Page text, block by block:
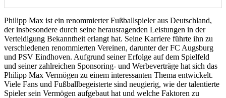
Philipp Max ist ein renommierter Fußballspieler aus Deutschland,
der insbesondere durch seine herausragenden Leistungen in der
Verteidigung Bekanntheit erlangt hat. Seine Karriere führte ihn zu
verschiedenen renommierten Vereinen, darunter der FC Augsburg
und PSV Eindhoven. Aufgrund seiner Erfolge auf dem Spielfeld
und seiner zahlreichen Sponsoring- und Werbeverträge hat sich das
Philipp Max Vermögen zu einem interessanten Thema entwickelt.
Viele Fans und Fußballbegeisterte sind neugierig, wie der talentierte
Spieler sein Vermögen aufgebaut hat und welche Faktoren zu